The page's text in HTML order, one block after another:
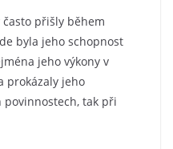
přišly během
byla jeho schopnost
jeho výkony v
prokázaly jeho
tak při